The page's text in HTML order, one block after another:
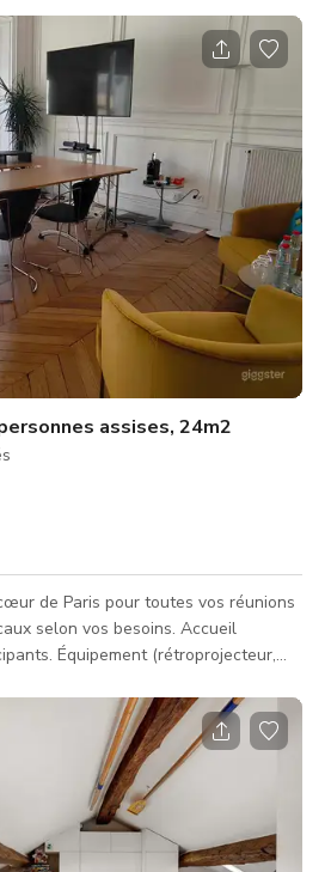
cyprès, romarin et lavande. 62
1 grand restaurant pouvant être
assises, 24m2
de Paris pour toutes vos réunions
selon vos besoins. Accueil
Équipement (rétroprojecteur,
n'est
les tarifs affichés. Pour toute
via Giggster.